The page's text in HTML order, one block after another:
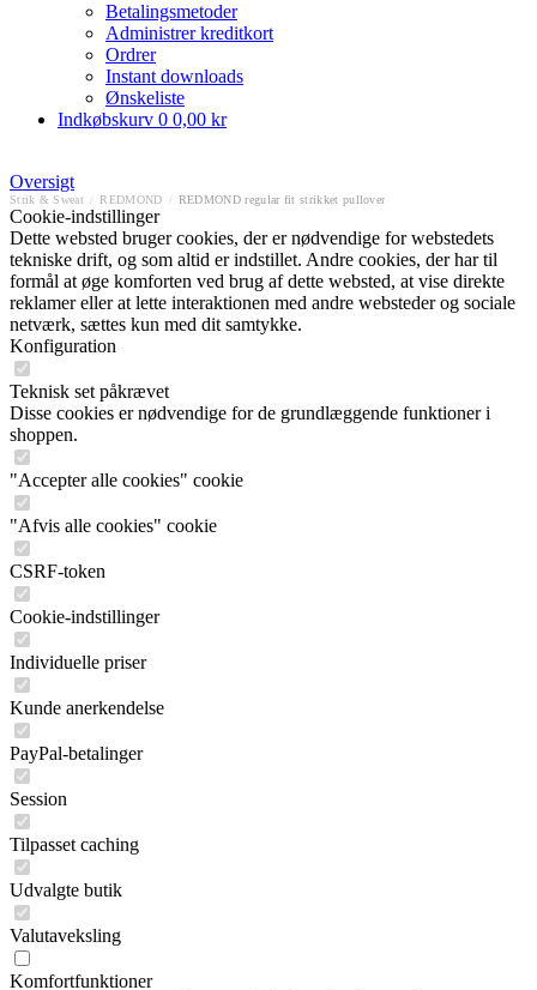
Betalingsmetoder
Administrer kreditkort
Ordrer
Instant downloads
Ønskeliste
Indkøbskurv 0 0,00 kr
Oversigt
Strik & Sweat REDMOND REDMOND regular fit strikket pullover
Cookie-indstillinger
Dette websted bruger cookies, der er nødvendige for webstedets
tekniske drift, og som altid er indstillet. Andre cookies, der har til
formål at øge komforten ved brug af dette websted, at vise direkte
reklamer eller at lette interaktionen med andre websteder og sociale
netværk, sættes kun med dit samtykke.
Konfiguration
Teknisk set påkrævet
Disse cookies er nødvendige for de grundlæggende funktioner i
shoppen.
"Accepter alle cookies" cookie
"Afvis alle cookies" cookie
CSRF-token
Cookie-indstillinger
Individuelle priser
Kunde anerkendelse
PayPal-betalinger
Session
Tilpasset caching
Udvalgte butik
Valutaveksling
Komfortfunktioner